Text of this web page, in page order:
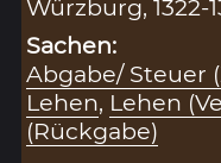
Würzburg, 1322-
Sachen:
Abgabe/ Steuer
Lehen, Lehen
(Rückgabe)